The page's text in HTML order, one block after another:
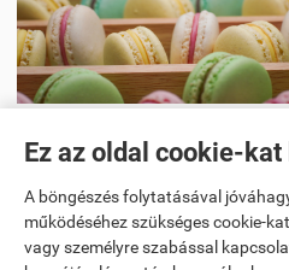
Ez az oldal cookie-kat
A böngészés folytatásával
működéséhez szükséges cookie-
vagy személyre szabással
Receptkönyv e-book és
Videó receptek
Spanyoltanulás magyarul -